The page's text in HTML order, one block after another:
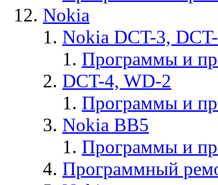
Nokia
Nokia DCT-3,
Программы и
DCT-4, WD-2
Программы и
Nokia BB5
Программы и
Программный